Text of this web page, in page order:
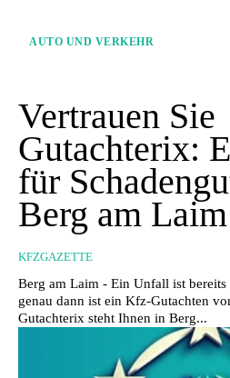
AUTO UND VERKEHR
Vertrauen Sie
Gutachterix:
für
Berg am Laim
KFZGAZETTE
Berg am Laim - Ein Unfall ist
genau dann ist ein Kfz-Gutachten
Gutachterix steht Ihnen in Berg...